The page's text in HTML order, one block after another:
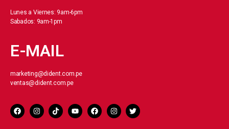
Lunes a Viernes: 9am-6pm
Sabados: 9am-1pm
E-MAIL
marketing@dident.com.pe
ventas@dident.com.pe